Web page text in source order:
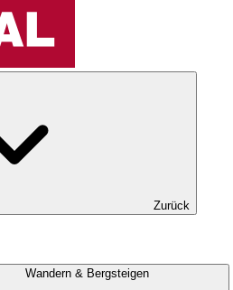
Zurück
Wandern & Bergsteigen